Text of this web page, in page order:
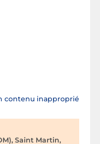
contenu inapproprié
Saint Martin,